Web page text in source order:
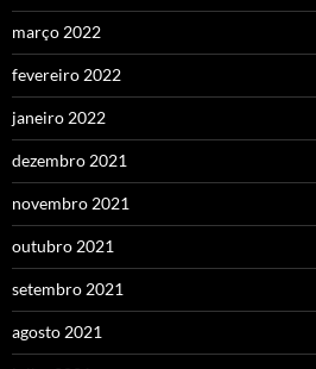
março 2022
fevereiro 2022
janeiro 2022
dezembro 2021
novembro 2021
outubro 2021
setembro 2021
agosto 2021